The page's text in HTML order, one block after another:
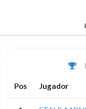
Pos Jugador